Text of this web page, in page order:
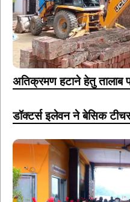
अतिक्रमण हटाने हेतु तालाब
डॉक्टर्स इलेवन ने बेसिक